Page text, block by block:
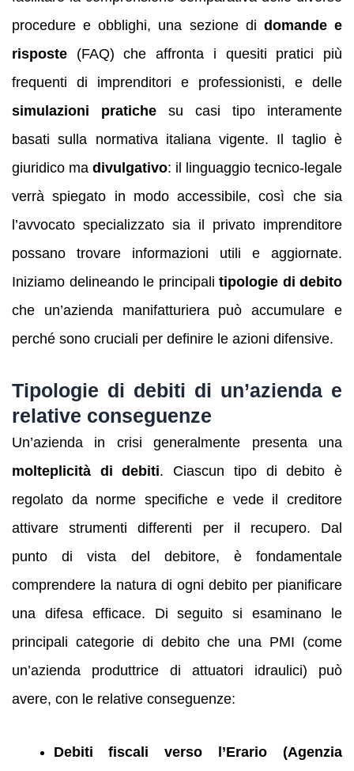
procedure e obblighi, una sezione di domande e
risposte (FAQ) che affronta i quesiti pratici più
frequenti di imprenditori e professionisti, e delle
simulazioni pratiche su casi tipo interamente
basati sulla normativa italiana vigente. Il taglio è
giuridico ma divulgativo: il linguaggio tecnico-legale
verrà spiegato in modo accessibile, così che sia
l’avvocato specializzato sia il privato imprenditore
possano trovare informazioni utili e aggiornate.
Iniziamo delineando le principali tipologie di debito
che un’azienda manifatturiera può accumulare e
perché sono cruciali per definire le azioni difensive.
Tipologie di debiti di un’azienda e
relative conseguenze
Un’azienda in crisi generalmente presenta una
molteplicità di debiti. Ciascun tipo di debito è
regolato da norme specifiche e vede il creditore
attivare strumenti differenti per il recupero. Dal
punto di vista del debitore, è fondamentale
comprendere la natura di ogni debito per pianificare
una difesa efficace. Di seguito si esaminano le
principali categorie di debito che una PMI (come
un’azienda produttrice di attuatori idraulici) può
avere, con le relative conseguenze:
Debiti fiscali verso l’Erario (Agenzia